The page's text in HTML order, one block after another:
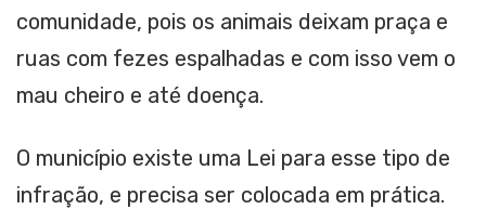
comunidade, pois os animais deixam praça e
ruas com fezes espalhadas e com isso vem o
mau cheiro e até doença.
O município existe uma Lei para esse tipo de
infração, e precisa ser colocada em prática.